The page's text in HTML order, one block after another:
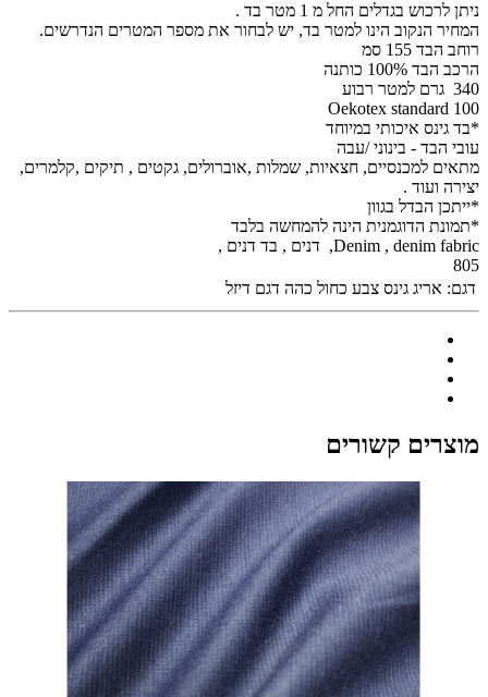
ניתן לרכוש בגדלים החל מ 1 מטר בד .
המחיר הנקוב הינו למטר בד, יש לבחור את מספר המטרים הנדרשים.
רוחב הבד 155 סמ
הרכב הבד 100% כותנה
340 גרם למטר רבוע
Oekotex standard 100
*בד גינס איכותי במיוחד
עובי הבד - בינוני /עבה
מתאים למכנסיים, חצאיות, שמלות ,אוברולים, גקטים , תיקים ,קלמרים,
יצירה ועוד .
*ייתכן הבדל בגוון
*תמונת הדוגמנית הינה להמחשה בלבד
Denim , denim fabric, דנים , בד דנים ,
805
דגם: אריג גינס צבע כחול כהה דגם דיזל
מוצרים קשורים